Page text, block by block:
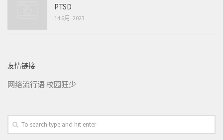
PTSD
14 6月, 2023
友情链接
网络流行语校园狂少